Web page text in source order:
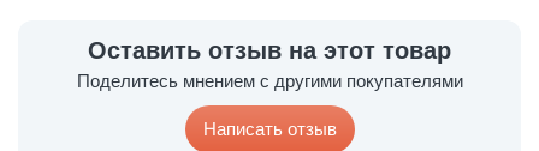
Оставить отзыв на этот товар
Поделитесь мнением с другими покупателями
Написать отзыв